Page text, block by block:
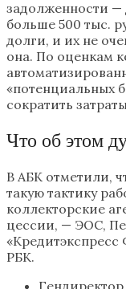
задолженности
больше 500 тыс.
долги, и их не
она. По оценкам
«потенциальных
сократить
Что об этом
В АБК отметили,
такую тактику
коллекторские
цессии, — ЭОС,
«Кредитэкспресс
РБК.